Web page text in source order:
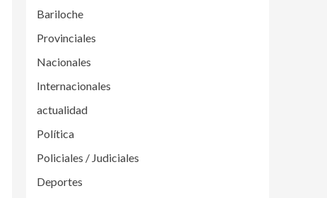
Bariloche
Provinciales
Nacionales
Internacionales
actualidad
Política
Policiales / Judiciales
Deportes